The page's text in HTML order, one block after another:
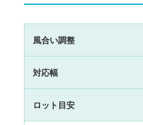
風合い調整
対応幅
ロット目安